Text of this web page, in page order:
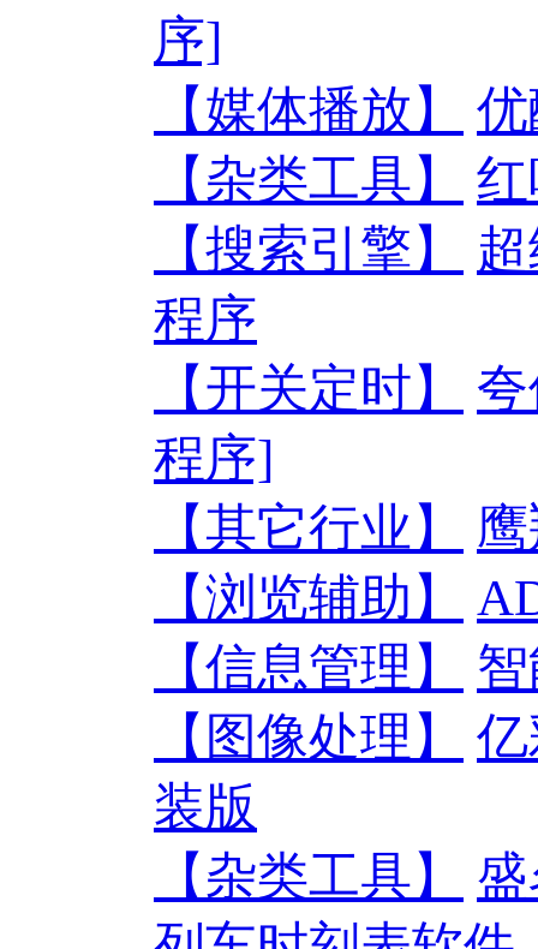
序]
【媒体播放】
【杂类工具】
【搜索引擎】
程序
【开关定时】
程序]
【其它行业】
【浏览辅助】
【信息管理】
【图像处理】
装版
【杂类工具】